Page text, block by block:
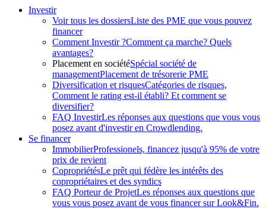
Investir
Voir tous les dossiersListe des PME que vous pouvez
financer
Comment Investir ?Comment ça marche? Quels
avantages?
Placement en sociétéSpécial société de
managementPlacement de trésorerie PME
Diversification et risquesCatégories de risques,
Comment le rating est-il établi? Et comment se
diversifier?
FAQ InvestirLes réponses aux questions que vous vous
posez avant d'investir en Crowdlending.
Se financer
ImmobilierProfessionels, financez jusqu'à 95% de votre
prix de revient
CopropriétésLe prêt qui fédère les intérêts des
copropriétaires et des syndics
FAQ Porteur de ProjetLes réponses aux questions que
vous vous posez avant de vous financer sur Look&Fin.